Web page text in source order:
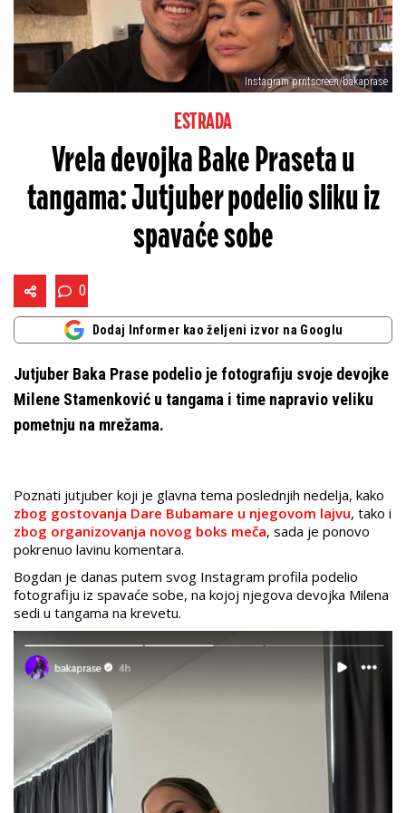
Instagram prntscreen/bakaprase
ESTRADA
Vrela devojka Bake Praseta u
tangama: Jutjuber podelio sliku iz
spavaće sobe
0
Dodaj Informer kao željeni izvor na Googlu
Jutjuber Baka Prase podelio je fotografiju svoje devojke
Milene Stamenković u tangama i time napravio veliku
pometnju na mrežama.
Poznati jutjuber koji je glavna tema poslednjih nedelja, kako
zbog gostovanja Dare Bubamare u njegovom lajvu, tako i
zbog organizovanja novog boks meča, sada je ponovo
pokrenuo lavinu komentara.
Bogdan je danas putem svog Instagram profila podelio
fotografiju iz spavaće sobe, na kojoj njegova devojka Milena
sedi u tangama na krevetu.